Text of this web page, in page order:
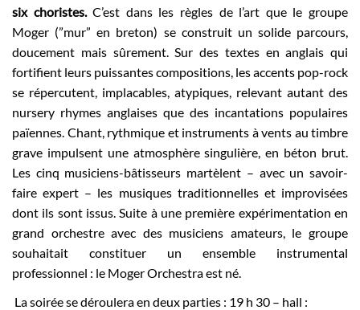
six choristes.C’est dans les règles de l’art que le groupe
Moger (”mur” en breton) se construit un solide parcours,
doucement mais sûrement. Sur des textes en anglais qui
fortifient leurs puissantes compositions, les accents pop-rock
se répercutent, implacables, atypiques, relevant autant des
nursery rhymes anglaises que des incantations populaires
païennes. Chant, rythmique et instruments à vents au timbre
grave impulsent une atmosphère singulière, en béton brut.
Les cinq musiciens-bâtisseurs martèlent – avec un savoir-
faire expert – les musiques traditionnelles et improvisées
dont ils sont issus. Suite à une première expérimentation en
grand orchestre avec des musiciens amateurs, le groupe
souhaitait constituer un ensemble instrumental
professionnel : le Moger Orchestra est né.
La soirée se déroulera en deux parties : 19 h 30 – hall :